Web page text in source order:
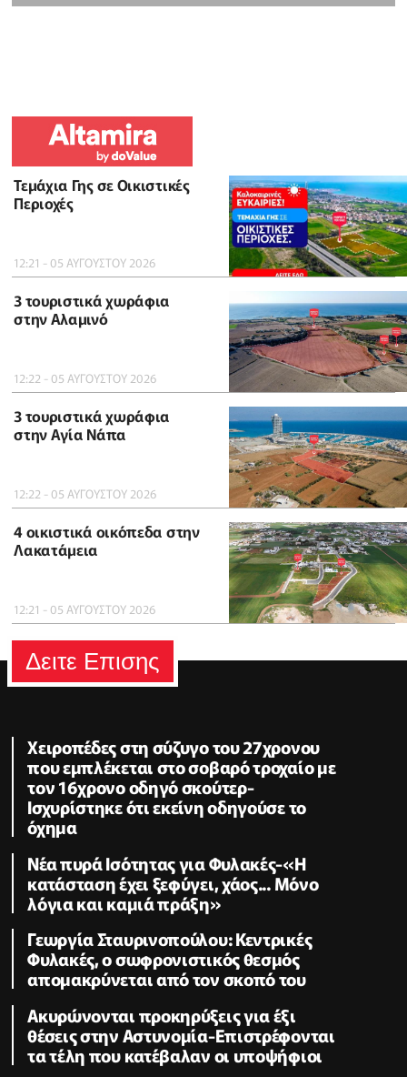
Τεμάχια Γης σε Οικιστικές
Περιοχές
12:21 - 05 ΑΥΓΟΥΣΤΟΥ 2026
3 τουριστικά χωράφια
στην Αλαμινό
12:22 - 05 ΑΥΓΟΥΣΤΟΥ 2026
3 τουριστικά χωράφια
στην Αγία Νάπα
12:22 - 05 ΑΥΓΟΥΣΤΟΥ 2026
4 οικιστικά οικόπεδα στην
Λακατάμεια
12:21 - 05 ΑΥΓΟΥΣΤΟΥ 2026
Δειτε Επισης
Χειροπέδες στη σύζυγο του 27χρονου
που εμπλέκεται στο σοβαρό τροχαίο με
τον 16χρονο οδηγό σκούτερ-
Ισχυρίστηκε ότι εκείνη οδηγούσε το
όχημα
Νέα πυρά Ισότητας για Φυλακές-«Η
κατάσταση έχει ξεφύγει, χάος... Μόνο
λόγια και καμιά πράξη»
Γεωργία Σταυρινοπούλου: Κεντρικές
Φυλακές, ο σωφρονιστικός θεσμός
απομακρύνεται από τον σκοπό του
Ακυρώνονται προκηρύξεις για έξι
θέσεις στην Αστυνομία-Επιστρέφονται
τα τέλη που κατέβαλαν οι υποψήφιοι